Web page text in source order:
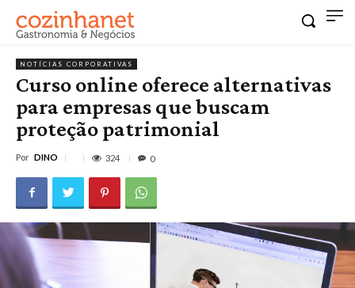
NOTÍCIAS CORPORATIVAS
Curso online oferece alternativas
para empresas que buscam
proteção patrimonial
Por DINO 324 0